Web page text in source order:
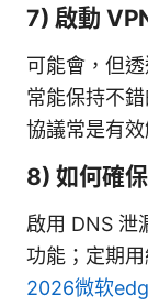
7) 啟動
可能會，但
常能保持不
協議常是有效
8) 如何確
啟用 DNS 泄
功能；定期
2026微软